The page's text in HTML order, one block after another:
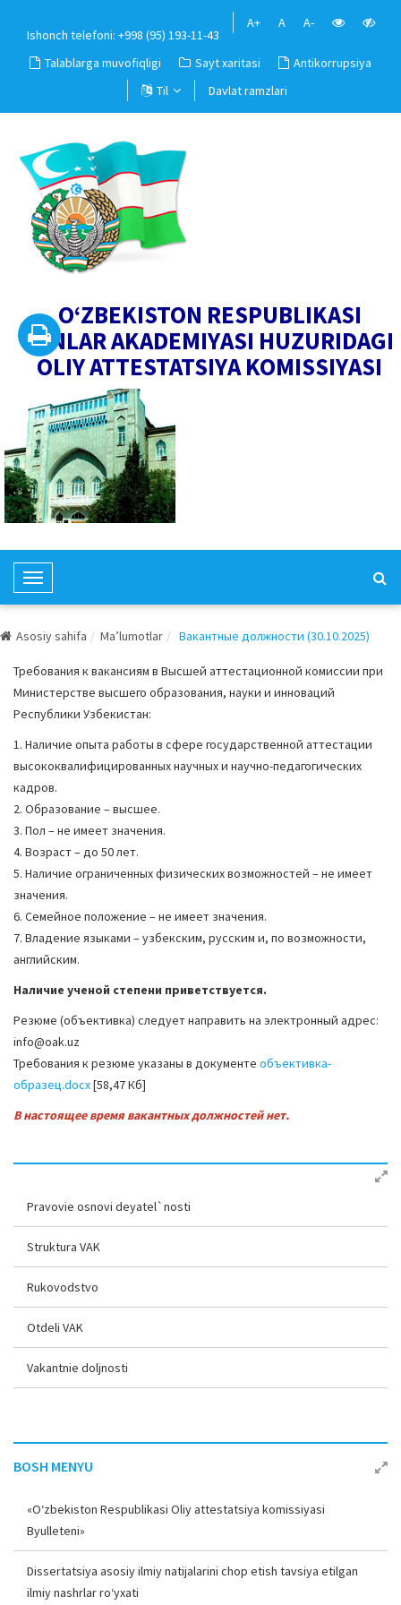
Ishonch telefoni: +998 (95) 193-11-43
A+ A A-
Talablarga muvofiqligi Sayt xaritasi
Antikorrupsiya
Til
Davlat ramzlari
O‘ZBEKISTON RESPUBLIKASI
FANLAR AKADEMIYASI HUZURIDAGI
OLIY ATTESTATSIYA KOMISSIYASI
T
o
g
l
e
N
v
i
g
a
t
i
o
n
Asosiy sahifa Ma’lumotlar Вакантные должности (30.10.2025)
Требования к вакансиям в Высшей аттестационной комиссии при
Министерстве высшего образования, науки и инноваций
Республики Узбекистан:
1. Наличие опыта работы в сфере государственной аттестации
высококвалифицированных научных и научно-педагогических
кадров.
2. Образование – высшее.
3. Пол – не имеет значения.
4. Возраст – до 50 лет.
5. Наличие ограниченных физических возможностей – не имеет
значения.
6. Семейное положение – не имеет значения.
7. Владение языками – узбекским, русским и, по возможности,
английским.
Наличие ученой степени приветствуется.
Резюме (объективка) следует направить на электронный адрес:
info@oak.uz
Требования к резюме указаны в документе объективка-
образец.docx[58,47 Кб]
В настоящее время вакантных должностей нет.
Pravovie osnovi deyatel`nosti
Struktura VAK
Rukovodstvo
Otdeli VAK
Vakantnie doljnosti
BOSH MENYU
«O‘zbekiston Respublikasi Oliy attestatsiya komissiyasi
Byulleteni»
Dissertatsiya asosiy ilmiy natijalarini chop etish tavsiya etilgan
ilmiy nashrlar ro‘yxati